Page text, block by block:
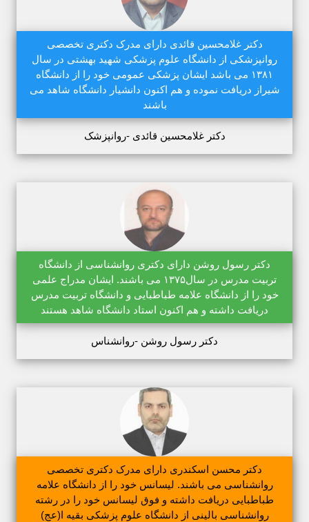
دکتر غلامحسین قائدی دارای مدرک دکتری تخصصی
روانپزشکی از دانشگاه علوم پزشکی شهید بهشتی در سال
۱۳۸۱ می باشد ایشان پزشکی عمومی خود را از دانشگاه
شیراز دریافت نموده و هم اکنون دانشیار دانشگاه شاهد می
باشند
دکتر غلامحسین قائدی -روانپزشک
دکتر رسول روشن دارای دکتری روانشناسی از دانشگاه
تربیت مدرس در سال۱۳۷۵ می باشند. ایشان مدراج علمی
خود را از دانشگاه علامه طباطبایی و دانشگاه تربیت مدرس
دریافت داشته و هم اکنون استاد دانشگاه شاهد هستند
دکتر رسول روشن -روانشناس
دکتر محسن اسکندری دارای مدرک دکتری تخصصی
روانشناسی می باشند. لیسانس خود را از دانشگاه علامه
طباطبایی دریافت داشته و فوق لیسانس خود را در رشته
روانشناسی بالینی از دانشگاه علوم پزشکی بقیه ا(عج)